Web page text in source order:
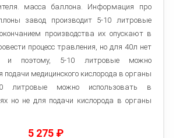
масса баллона. Информация про
завод производит 5-10 литровые
производства их опускают в
процесс травления, но для 40л нет
и поэтому, 5-10 литровые можно
подачи медицинского кислорода в органы
литровые можно использовать в
но не для подачи кислорода в органы
5 275 ₽